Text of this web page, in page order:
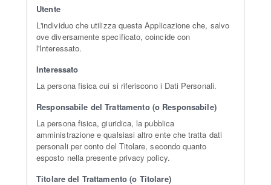
Utente
L'individuo che utilizza questa Applicazione che, salvo
ove diversamente specificato, coincide con
l'Interessato.
Interessato
La persona fisica cui si riferiscono i Dati Personali.
Responsabile del Trattamento (o Responsabile)
La persona fisica, giuridica, la pubblica
amministrazione e qualsiasi altro ente che tratta dati
personali per conto del Titolare, secondo quanto
esposto nella presente privacy policy.
Titolare del Trattamento (o Titolare)